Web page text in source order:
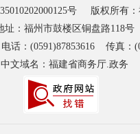
号
版权所有
址：福州市鼓楼区铜盘路118号
电话：(0591)87853616
传真：
中文域名：福建省商务厅.政务